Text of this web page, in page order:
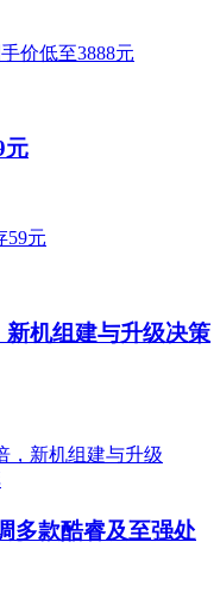
元
机组建与升级决策
多款酷睿及至强处